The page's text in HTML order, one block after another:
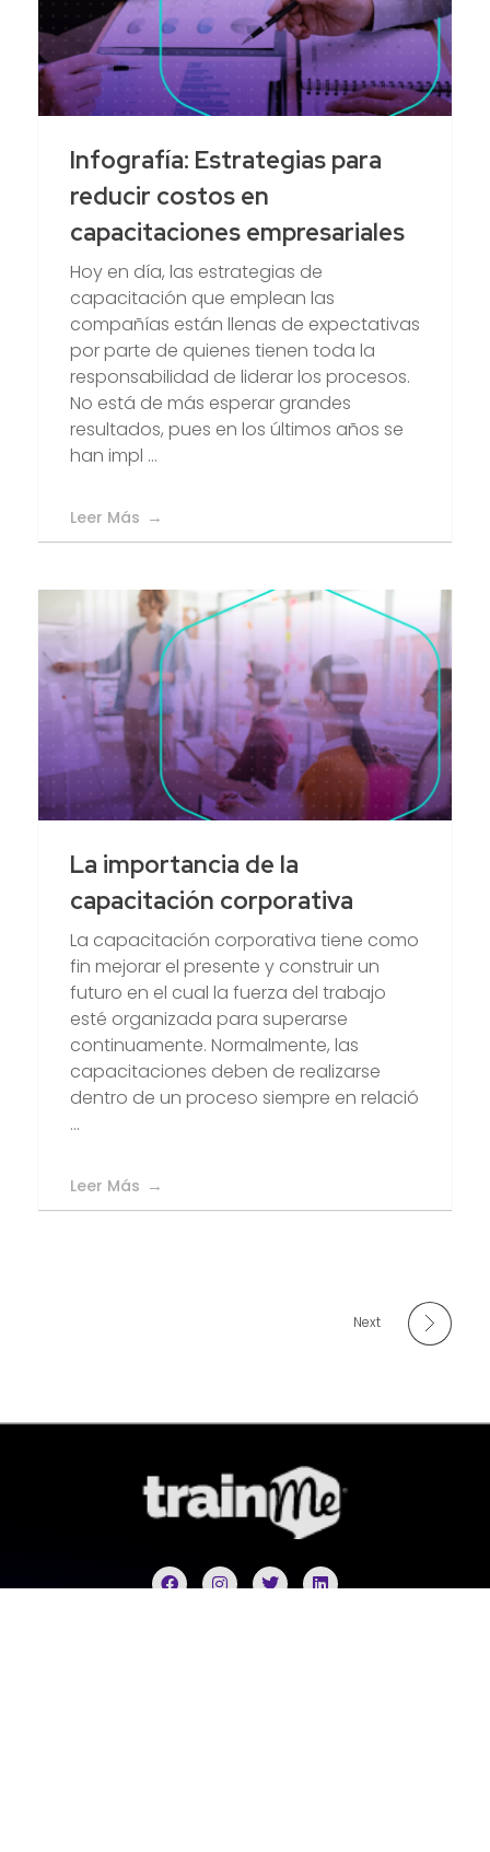
Infografía: Estrategias para
reducir costos en
capacitaciones empresariales
Hoy en día, las estrategias de
capacitación que emplean las
compañías están llenas de expectativas
por parte de quienes tienen toda la
responsabilidad de liderar los procesos.
No está de más esperar grandes
resultados, pues en los últimos años se
han impl ...
Leer Más
La importancia de la
capacitación corporativa
La capacitación corporativa tiene como
fin mejorar el presente y construir un
futuro en el cual la fuerza del trabajo
esté organizada para superarse
continuamente. Normalmente, las
capacitaciones deben de realizarse
dentro de un proceso siempre en relació
...
Leer Más
Next